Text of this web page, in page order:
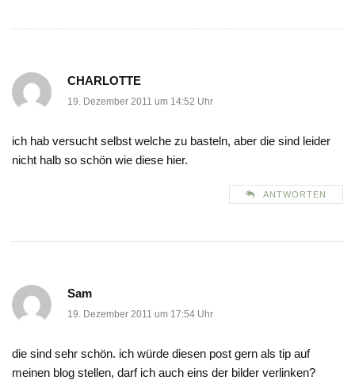
CHARLOTTE
19. Dezember 2011 um 14:52 Uhr
ich hab versucht selbst welche zu basteln, aber die sind leider
nicht halb so schön wie diese hier.
ANTWORTEN
Sam
19. Dezember 2011 um 17:54 Uhr
die sind sehr schön. ich würde diesen post gern als tip auf
meinen blog stellen, darf ich auch eins der bilder verlinken?